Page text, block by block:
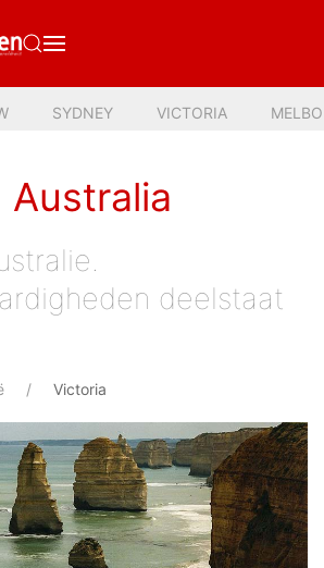
SYDNEY VICTORIA
deelstaat
Victoria